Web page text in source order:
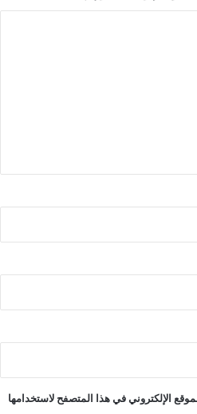
الإلكتروني في هذا المتصفح لاستخدامها